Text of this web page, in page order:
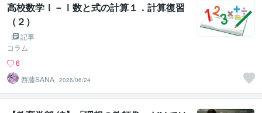
高校数学Ⅰ－Ⅰ数と式の計算１．計算復習
（２）
記事
コラム
6
西藤SANA 2026/06/24